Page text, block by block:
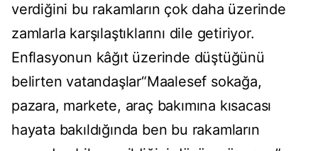
verdiğini bu rakamların çok daha üzerinde
zamlarla karşılaştıklarını dile getiriyor.
Enflasyonun kâğıt üzerinde düştüğünü
belirten vatandaşlar“Maalesef sokağa,
pazara, markete, araç bakımına kısacası
hayata bakıldığında ben bu rakamların